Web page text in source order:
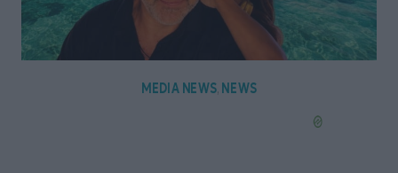
MEDIA NEWS,NEWS